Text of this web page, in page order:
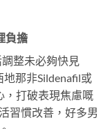
負擔
整未必夠快見
那非Sildenafil或
，打破表現焦慮嘅
習慣改善，好多男